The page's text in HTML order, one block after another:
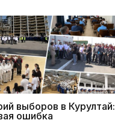
выборов в Курултай:
ошибка